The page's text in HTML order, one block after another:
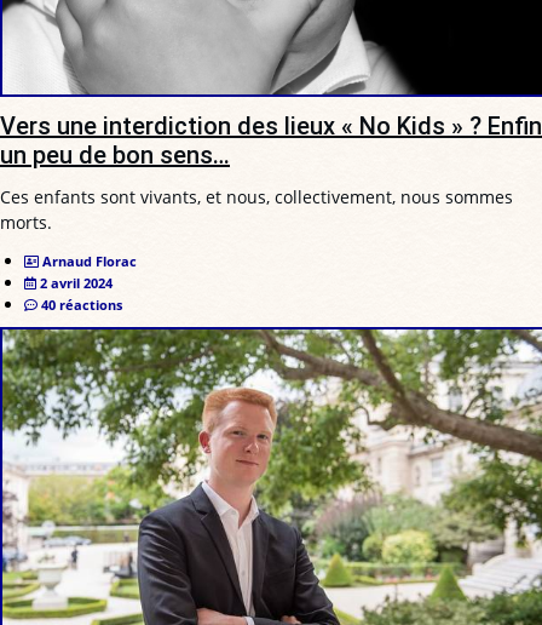
Vers une interdiction des lieux « No Kids » ? Enfin
un peu de bon sens…
Ces enfants sont vivants, et nous, collectivement, nous sommes
morts.
Arnaud Florac
2 avril 2024
40 réactions